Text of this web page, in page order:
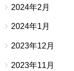
2024年2月
2024年1月
2023年12月
2023年11月